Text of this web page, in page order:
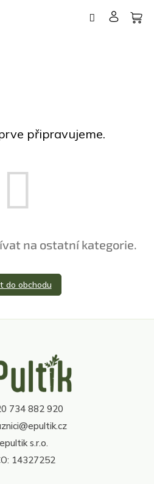
připravujeme.
na ostatní kategorie.
do obchodu
734 882 920
epultik s.r.o.
14327252